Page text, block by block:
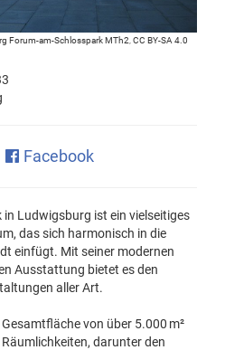
Forum-am-Schlosspark MTh2 CC BY-SA 4.0
Facebook
in Ludwigsburg ist ein vielseitiges
das sich harmonisch in die
einfügt. Mit seiner modernen
Ausstattung bietet es den
aller Art.
von über 5.000 m²
darunter den